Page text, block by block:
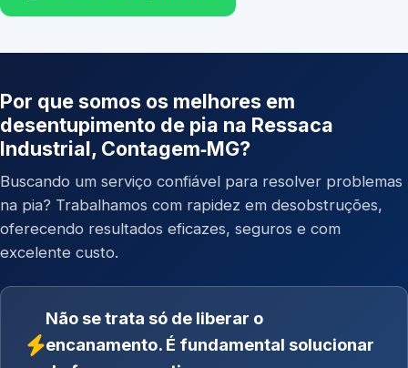
Por que somos os melhores em
desentupimento de pia na Ressaca
Industrial, Contagem‑MG?
Buscando um serviço confiável para resolver problemas
na pia? Trabalhamos com rapidez em desobstruções,
oferecendo resultados eficazes, seguros e com
excelente custo.
Não se trata só de liberar o
encanamento. É fundamental solucionar